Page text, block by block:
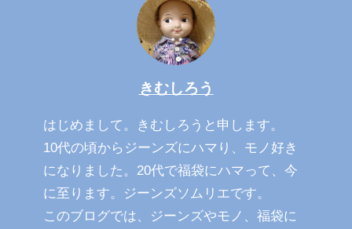
きむしろう
はじめまして。きむしろうと申します。
10代の頃からジーンズにハマり、モノ好き
になりました。20代で福袋にハマって、今
に至ります。ジーンズソムリエです。
このブログでは、ジーンズやモノ、福袋に